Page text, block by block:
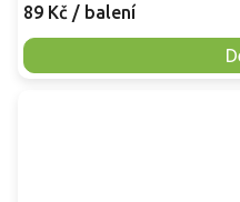
89 Kč / balení